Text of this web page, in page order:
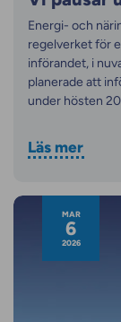
Energi- och
regelverket för
införandet, i
planerade att
under hösten
Läs mer
MAR
6
2026